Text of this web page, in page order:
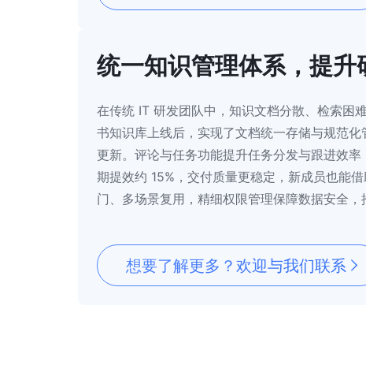
统一知识管理体系，提
在传统 IT 研发团队中，知识文档分散、检索困
书知识库上线后，实现了文档统一存储与规范
更新。评论与任务功能提升任务分发与跟进效
期提效约 15%，交付质量更稳定，新成员也能
门、多场景复用，精细权限管理保障数据安全
想要了解更多？欢迎与我们联系